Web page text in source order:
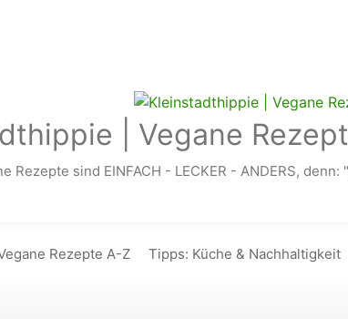
| Vegane
Rezepte sind EINFACH - LECKER - ANDERS,
Rezepte A-Z Tipps: Küche & Nachhaltigkeit